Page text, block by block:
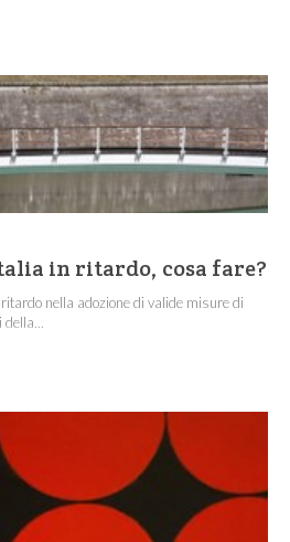
in ritardo, cosa fare?
nella adozione di valide misure di